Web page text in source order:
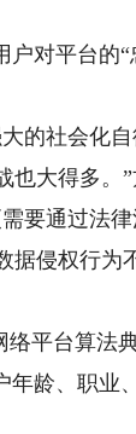
对平台的“
社会化自
大得多。”
通过法律
侵权行为
平台算法典
年龄、职业